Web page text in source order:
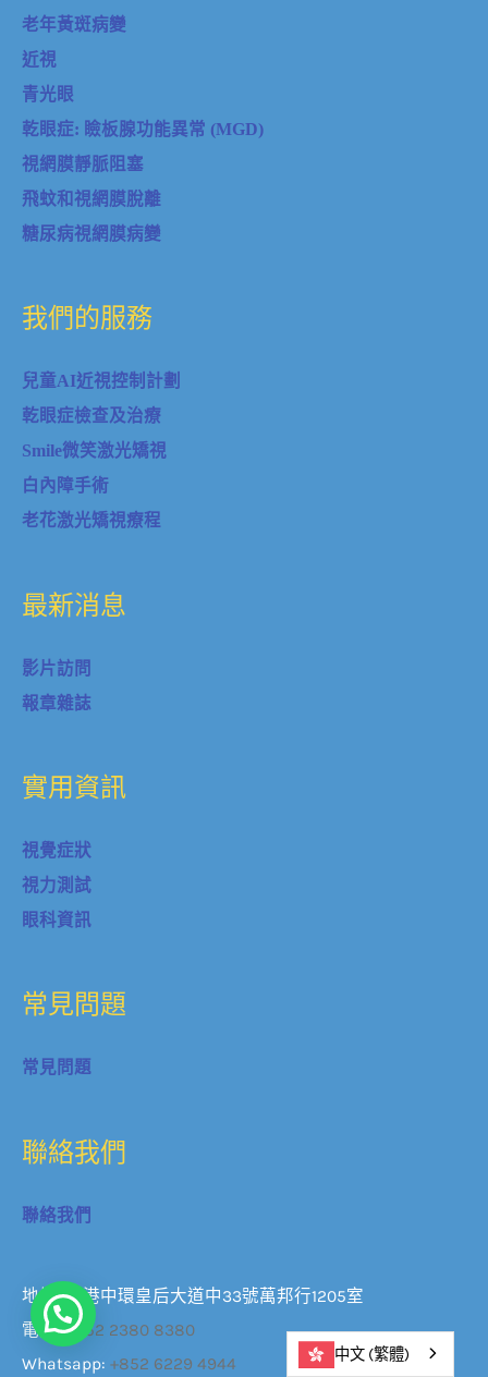
老年黃斑病變
近視
青光眼
乾眼症: 瞼板腺功能異常 (MGD)
視網膜靜脈阻塞
飛蚊和視網膜脫離
糖尿病視網膜病變
我們的服務
兒童AI近視控制計劃
乾眼症檢查及治療
Smile微笑激光矯視
白內障手術
老花激光矯視療程
最新消息
影片訪問
報章雜誌
實用資訊
視覺症狀
視力測試
眼科資訊
常見問題
常見問題
聯絡我們
聯絡我們
地址: 香港中環皇后大道中33號萬邦行1205室
電話:+852 2380 8380
Whatsapp: +852 6229 4944
中文 (繁體)